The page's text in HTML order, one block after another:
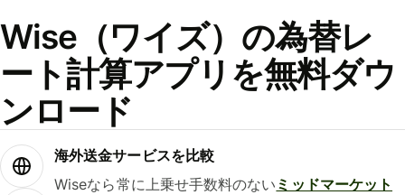
Wise（ワイズ）の為替レ
ート計算アプリを無料ダウ
ンロード
海外送金サービスを比較
Wiseなら常に上乗せ手数料のない ミッドマーケット